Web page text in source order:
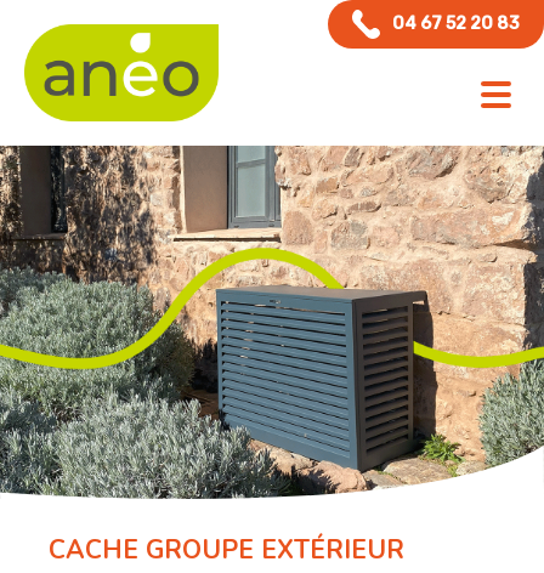
04 67 52 20 83
CACHE GROUPE EXTÉRIEUR